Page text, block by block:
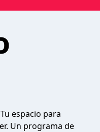
espacio para
Un programa de